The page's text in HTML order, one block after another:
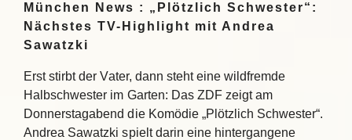
München News : „Plötzlich Schwester“:
Nächstes TV-Highlight mit Andrea
Sawatzki
Erst stirbt der Vater, dann steht eine wildfremde
Halbschwester im Garten: Das ZDF zeigt am
Donnerstagabend die Komödie „Plötzlich Schwester“.
Andrea Sawatzki spielt darin eine hintergangene